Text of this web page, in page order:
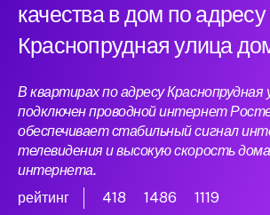
качества в дом по адресу
Краснопрудная улица
В квартирах по адресу Краснопрудная
подключен проводной интернет
обеспечивает стабильный сигнал
телевидения и высокую скорость
интернета.
рейтинг
418 1486 1119